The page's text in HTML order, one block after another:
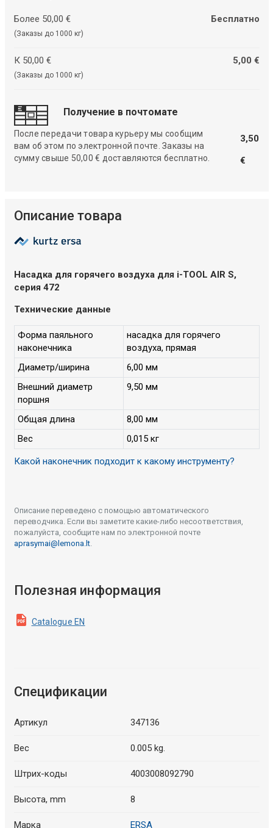
Более 50,00 €
(Заказы до 1000 кг)
Бесплатно
К 50,00 €
(Заказы до 1000 кг)
5,00 €
Получение в почтомате
После передачи товара курьеру мы сообщим
вам об этом по электронной почте. Заказы на
сумму свыше 50,00 € доставляются бесплатно.
3,50
€
Описание товара
Насадка для горячего воздуха для i-TOOL AIR S,
серия 472
Технические данные
Форма паяльного
наконечника
насадка для горячего
воздуха, прямая
Диаметр/ширина
6,00 мм
Внешний диаметр
поршня
9,50 мм
Общая длина
8,00 мм
Вес
0,015 кг
Какой наконечник подходит к какому инструменту?
Описание переведено с помощью автоматического
переводчика. Если вы заметите какие-либо несоответствия,
пожалуйста, сообщите нам по электронной почте
aprasymai@lemona.lt.
Полезная информация
Catalogue EN
Спецификации
Артикул 347136
Вес 0.005 kg.
Штрих-коды 4003008092790
Высота, mm 8
Марка ERSA